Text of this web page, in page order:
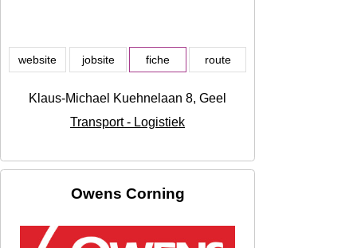
website jobsite fiche route
Klaus-Michael Kuehnelaan 8, Geel
Transport - Logistiek
Owens Corning